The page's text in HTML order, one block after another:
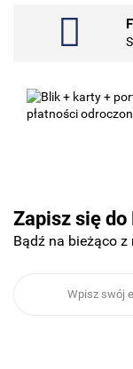
Zapisz się
Bądź na bieżąco